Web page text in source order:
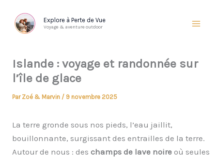
contenu
Explore à Perte de Vue
Voyage & aventure outdoor
Islande : voyage et randonnée sur
l’île de glace
Par Zoé & Marvin / 9 novembre 2025
La terre gronde sous nos pieds, l’eau jaillit,
bouillonnante, surgissant des entrailles de la terre.
Autour de nous : des champs de lave noire où seules